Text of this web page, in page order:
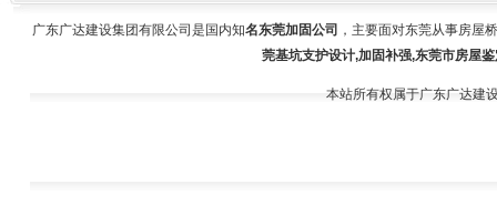
广东广达建设集团有限公司是国内知名东莞加固公司 ，主要面对东莞从事房屋
莞基坑支护设计,加固补强,东莞市房屋
本站所有权属于广东广达建